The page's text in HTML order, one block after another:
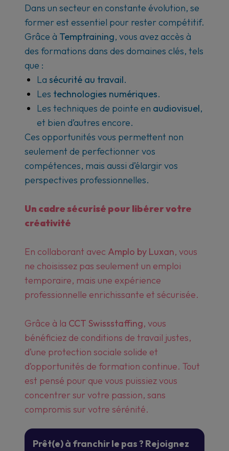
Dans un secteur en constante évolution, se
former est essentiel pour rester compétitif.
Grâce à Temptraining, vous avez accès à
des formations dans des domaines clés, tels
que :
La sécurité au travail.
Les technologies numériques.
Les techniques de pointe en audiovisuel,
et bien d’autres encore.
Ces opportunités vous permettent non
seulement de perfectionner vos
compétences, mais aussi d’élargir vos
perspectives professionnelles.
Un cadre sécurisé pour libérer votre
créativité
En collaborant avec Amplo by Luxan, vous
ne choisissez pas seulement un emploi
temporaire, mais une expérience
professionnelle enrichissante et sécurisée.
Grâce à la CCT Swissstaffing, vous
bénéficiez de conditions de travail justes,
d’une protection sociale solide et
d’opportunités de formation continue. Tout
est pensé pour que vous puissiez vous
concentrer sur votre passion, sans
compromis sur votre sérénité.
Prêt(e) à franchir le pas ? Rejoignez